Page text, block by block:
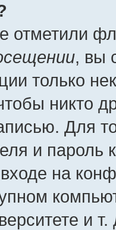
отметили
, вы
только
никто
Для
и
на
и